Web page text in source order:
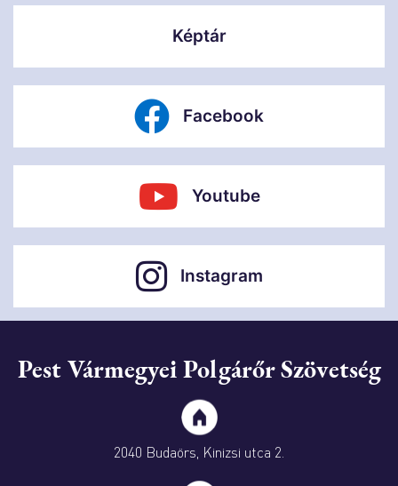
Képtár
Facebook
Youtube
Instagram
Pest Vármegyei Polgárőr Szövetség
2040 Budaörs, Kinizsi utca 2.